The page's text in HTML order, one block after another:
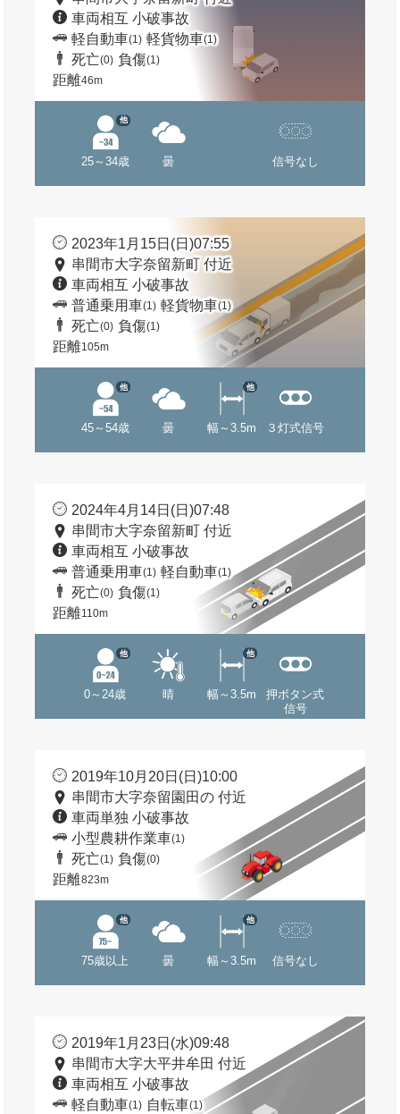
車両相互 小破事故
軽自動車(1) 軽貨物車(1)
死亡(0) 負傷(1)
距離46m
25～34歳
他
曇 信号なし
2023年1月15日(日)07:55
串間市大字奈留新町 付近
車両相互 小破事故
普通乗用車(1) 軽貨物車(1)
死亡(0) 負傷(1)
距離105m
45～54歳
他
曇 幅～3.5m
他
３灯式信号
2024年4月14日(日)07:48
串間市大字奈留新町 付近
車両相互 小破事故
普通乗用車(1) 軽自動車(1)
死亡(0) 負傷(1)
距離110m
0～24歳
他
晴 幅～3.5m
他
押ボタン式
信号
2019年10月20日(日)10:00
串間市大字奈留園田の 付近
車両単独 小破事故
小型農耕作業車(1)
死亡(1) 負傷(0)
距離823m
75歳以上
他
曇 幅～3.5m
他
信号なし
2019年1月23日(水)09:48
串間市大字大平井牟田 付近
車両相互 小破事故
軽自動車(1) 自転車(1)